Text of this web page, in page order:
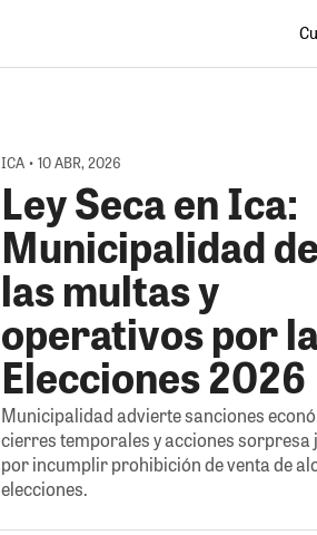
ICA • 10 ABR, 2026
Ley Seca en Ica:
Municipalidad
las multas y
operativos por
Elecciones 2026
Municipalidad advierte sanciones
cierres temporales y acciones sorpresa
por incumplir prohibición de venta de
elecciones.